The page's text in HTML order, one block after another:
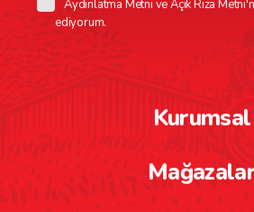
Aydınlatma Metni veAçık Rıza Metni
ediyorum.
Kurumsal